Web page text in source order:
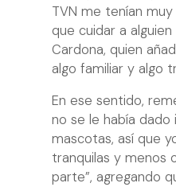
TVN me tenían
que cuidar a
Cardona, quien
algo familiar y algo
En ese sentido,
no se le había
mascotas, así que
tranquilas y menos
parte”, agregando